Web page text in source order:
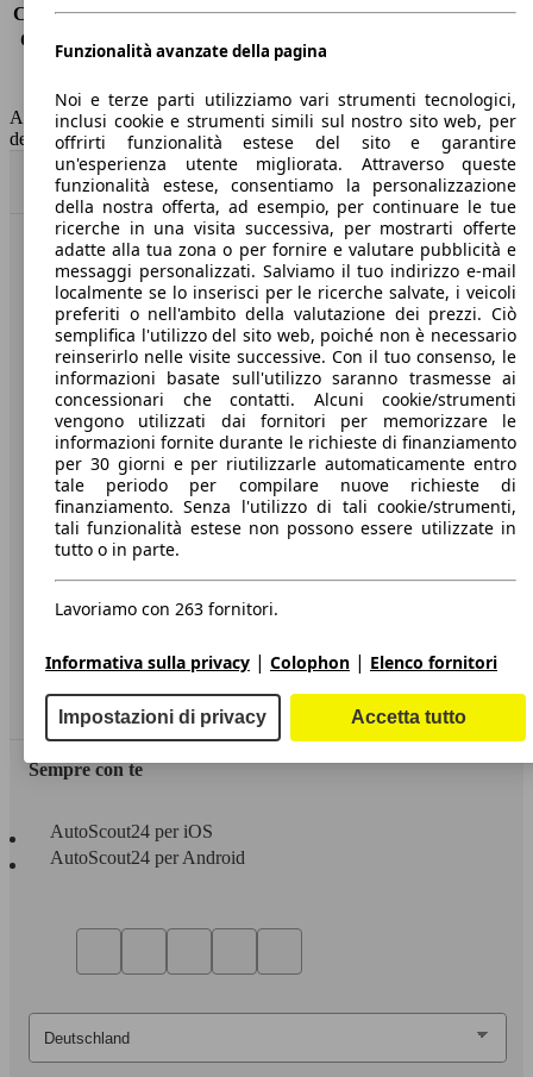
Consumo (extra-urbano) 4.3 l/100km
Consumo (combinato)*
4.8 l/100km
Capacità del serbatoio
52 l
AutoScout24 non si assume alcuna responsabilità per la correttezza
dei dati.
Torna su
Benvenuti su AutoScout24, il mercato auto europeo.
Società
A proposito di AutoScout24
Stampa
Media
Condizioni generali
Informazioni
Privacy
Dichiarazione di Accessibilità
Servizi
Area rivenditori
Sempre con te
AutoScout24 per iOS
AutoScout24 per Android
Funzionalità avanzate della pagina
Noi e terze parti utilizziamo vari strumenti tecnologici,
inclusi cookie e strumenti simili sul nostro sito web, per
offrirti funzionalità estese del sito e garantire
un'esperienza utente migliorata. Attraverso queste
funzionalità estese, consentiamo la personalizzazione
della nostra offerta, ad esempio, per continuare le tue
ricerche in una visita successiva, per mostrarti offerte
adatte alla tua zona o per fornire e valutare pubblicità e
messaggi personalizzati. Salviamo il tuo indirizzo e-mail
localmente se lo inserisci per le ricerche salvate, i veicoli
preferiti o nell'ambito della valutazione dei prezzi. Ciò
semplifica l'utilizzo del sito web, poiché non è necessario
reinserirlo nelle visite successive. Con il tuo consenso, le
informazioni basate sull'utilizzo saranno trasmesse ai
concessionari che contatti. Alcuni cookie/strumenti
vengono utilizzati dai fornitori per memorizzare le
informazioni fornite durante le richieste di finanziamento
per 30 giorni e per riutilizzarle automaticamente entro
tale periodo per compilare nuove richieste di
finanziamento. Senza l'utilizzo di tali cookie/strumenti,
tali funzionalità estese non possono essere utilizzate in
tutto o in parte.
Lavoriamo con 263 fornitori.
Informativa sulla privacy | Colophon | Elenco fornitori
Impostazioni di privacy Accetta tutto